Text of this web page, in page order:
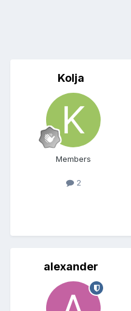
Kolja
Members
2
alexander